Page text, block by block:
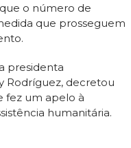
o número de
que prosseguem
presidenta
Rodríguez, decretou
fez um apelo à
humanitária.